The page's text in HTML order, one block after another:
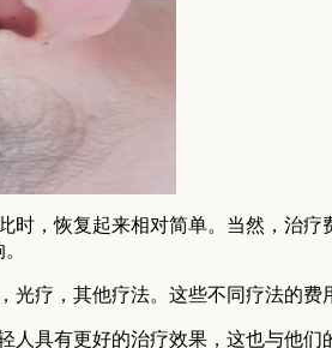
，恢复起来相对简单。当然，治
疗，其他疗法。这些不同疗法的费
具有更好的治疗效果，这也与他